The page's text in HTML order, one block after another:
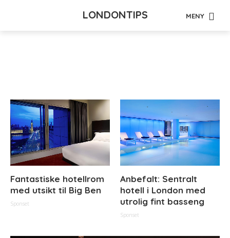
LONDONTIPS MENY
Fantastiske hotellrom
med utsikt til Big Ben
Sponset
Anbefalt: Sentralt
hotell i London med
utrolig fint basseng
Sponset